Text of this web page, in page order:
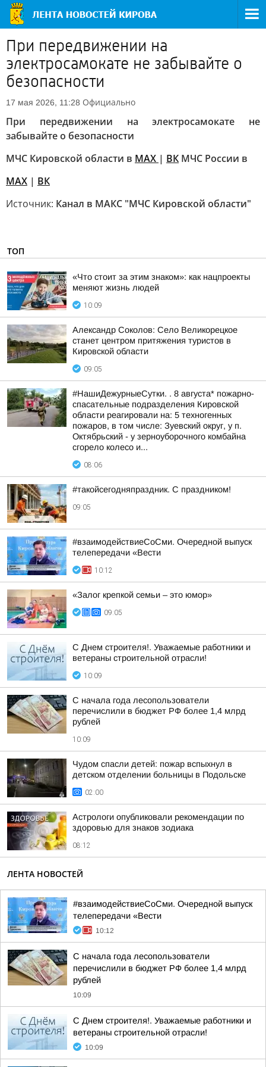
При передвижении на
электросамокате не забывайте о
безопасности
17 мая 2026, 11:28 Официально
При передвижении на электросамокате не
забывайте о безопасности
МЧС Кировской области в MAX | ВК МЧС России в
MAX | ВК
Источник: Канал в МАКС "МЧС Кировской области"
ТОП
«Что стоит за этим знаком»: как нацпроекты
меняют жизнь людей
10:09
Александр Соколов: Село Великорецкое
станет центром притяжения туристов в
Кировской области
09:05
#НашиДежурныеСутки. . 8 августа* пожарно-
спасательные подразделения Кировской
области реагировали на: 5 техногенных
пожаров, в том числе: Зуевский округ, у п.
Октябрьский - у зерноуборочного комбайна
сгорело колесо и...
08:06
#такойсегодняпраздник. С праздником!
09:05
#взаимодействиеСоСми. Очередной выпуск
телепередачи «Вести
10:12
«Залог крепкой семьи – это юмор»
09:05
С Днем строителя!. Уважаемые работники и
ветераны строительной отрасли!
10:09
С начала года лесопользователи
перечислили в бюджет РФ более 1,4 млрд
рублей
10:09
Чудом спасли детей: пожар вспыхнул в
детском отделении больницы в Подольске
02:00
Астрологи опубликовали рекомендации по
здоровью для знаков зодиака
08:12
ЛЕНТА НОВОСТЕЙ
#взаимодействиеСоСми. Очередной выпуск
телепередачи «Вести
10:12
С начала года лесопользователи
перечислили в бюджет РФ более 1,4 млрд
рублей
10:09
С Днем строителя!. Уважаемые работники и
ветераны строительной отрасли!
10:09